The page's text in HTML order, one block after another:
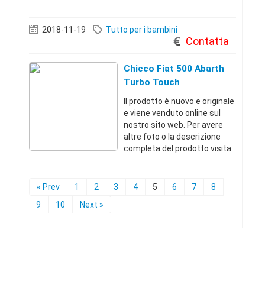
(Roma)+3967911351 15 €
2018-11-19 Tutto per i bambini
Contatta
Chicco Fiat 500 Abarth
Turbo Touch
Il prodotto è nuovo e originale
e viene venduto online sul
nostro sito web. Per avere
altre foto o la descrizione
completa del prodotto visita
prezzi incredibiliRoma
« Prev 1 2 3 4 5 6 7
8
9
10 Next »